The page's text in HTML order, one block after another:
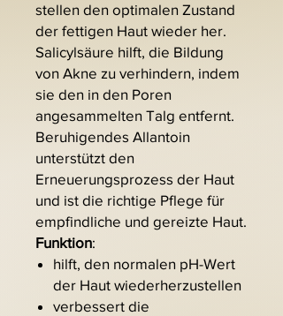
stellen den optimalen Zustand
der fettigen Haut wieder her.
Salicylsäure hilft, die Bildung
von Akne zu verhindern, indem
sie den in den Poren
angesammelten Talg entfernt.
Beruhigendes Allantoin
unterstützt den
Erneuerungsprozess der Haut
und ist die richtige Pflege für
empfindliche und gereizte Haut.
Funktion:
hilft, den normalen pH-Wert
der Haut wiederherzustellen
verbessert die